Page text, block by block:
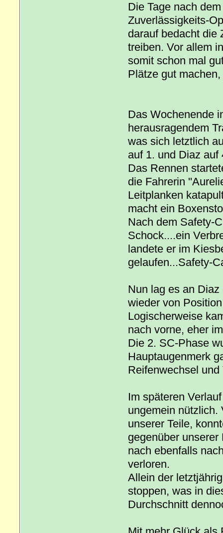
Die Tage nach
Zuverlässigkeits-
darauf bedacht die
treiben. Vor allem
somit schon mal
Plätze gut
Das Wochenende
herausragendem
was sich letztlich
auf 1. und Diaz auf
Das Rennen
die Fahrerin
Leitplanken
macht ein
Nach dem Safety-
Schock....ein
landete er im
gelaufen...Safety-
Nun lag es an
wieder von
Logischerweise
nach vorne, eher
Die 2. SC-Phase
Hauptaugenmerk
Reifenwechsel
Im späteren
ungemein nützlich.
unserer Teile,
gegenüber
nach ebenfalls
verloren.
Allein der
stoppen, was in
Durchschnitt